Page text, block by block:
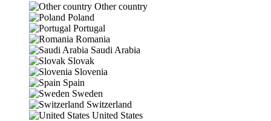
Other country
Poland
Portugal
Romania
Saudi Arabia
Slovak
Slovenia
Spain
Sweden
Switzerland
United States